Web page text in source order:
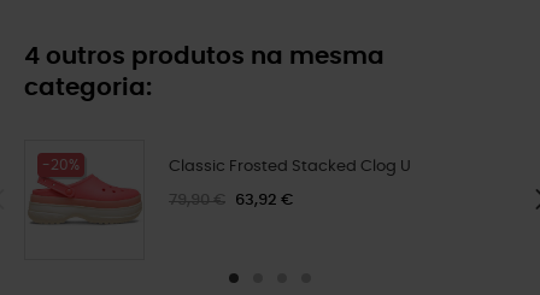
4 outros produtos na mesma
categoria:
-20% Classic Frosted Stacked Clog U
79,90 € 63,92 €